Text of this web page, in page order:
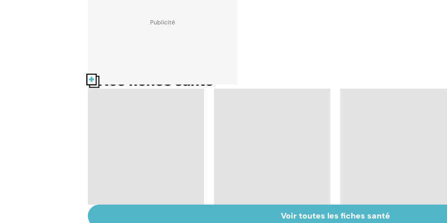
Nos fiches santé
Tout savoir sur le Mélanome : le plus
Voir toutes les fiches santé